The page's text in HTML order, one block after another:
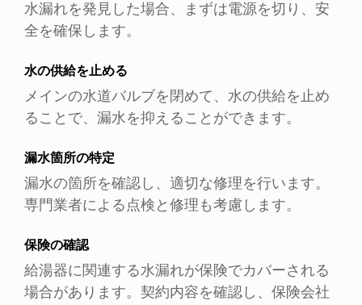
水漏れを発見した場合、まずは電源を切り、安
全を確保します。
水の供給を止める
メインの水道バルブを閉めて、水の供給を止め
ることで、漏水を抑えることができます。
漏水箇所の特定
漏水の箇所を確認し、適切な修理を行います。
専門業者による点検と修理も考慮します。
保険の確認
給湯器に関連する水漏れが保険でカバーされる
場合があります。契約内容を確認し、保険会社